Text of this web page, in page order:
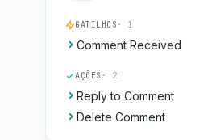
GATILHOS · 1
Comment Received
AÇÕES · 2
Reply to Comment
Delete Comment